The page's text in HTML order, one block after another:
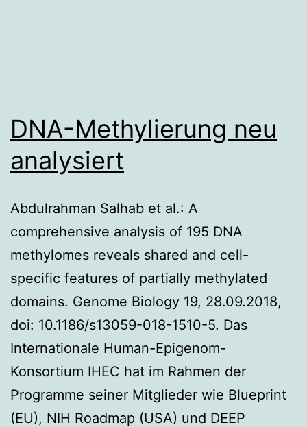
DNA-Methylierung neu
analysiert
Abdulrahman Salhab et al.: A
comprehensive analysis of 195 DNA
methylomes reveals shared and cell-
specific features of partially methylated
domains. Genome Biology 19, 28.09.2018,
doi: 10.1186/s13059-018-1510-5. Das
Internationale Human-Epigenom-
Konsortium IHEC hat im Rahmen der
Programme seiner Mitglieder wie Blueprint
(EU), NIH Roadmap (USA) und DEEP